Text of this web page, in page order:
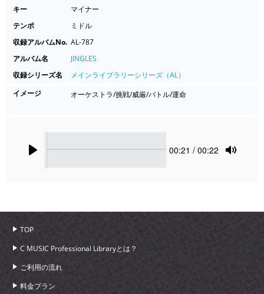
キー
マイナー
テンポ
ミドル
収録アルバムNo. AL-787
アルバム名
JINGLES
収録シリーズ名
メインライブラリーシリーズ（AL）
イメージ
オーケストラ/挑戦/威厳/バトル/運命
Current
00:21 / 00:22
TOP
C MUSIC Professional Libraryとは？
ご利用の流れ
料金プラン